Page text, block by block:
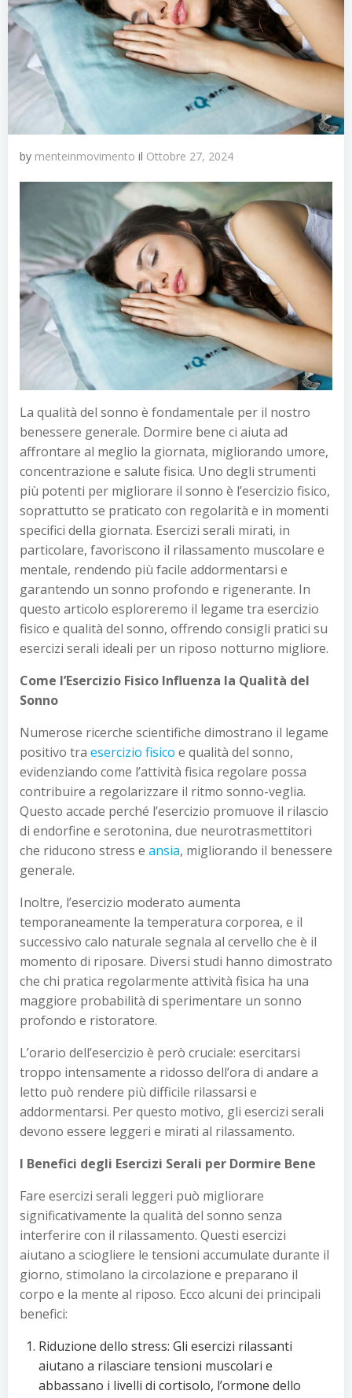
by menteinmovimento il Ottobre 27, 2024
La qualità del sonno è fondamentale per il nostro
benessere generale. Dormire bene ci aiuta ad
affrontare al meglio la giornata, migliorando umore,
concentrazione e salute fisica. Uno degli strumenti
più potenti per migliorare il sonno è l’esercizio fisico,
soprattutto se praticato con regolarità e in momenti
specifici della giornata. Esercizi serali mirati, in
particolare, favoriscono il rilassamento muscolare e
mentale, rendendo più facile addormentarsi e
garantendo un sonno profondo e rigenerante. In
questo articolo esploreremo il legame tra esercizio
fisico e qualità del sonno, offrendo consigli pratici su
esercizi serali ideali per un riposo notturno migliore.
Come l’Esercizio Fisico Influenza la Qualità del
Sonno
Numerose ricerche scientifiche dimostrano il legame
positivo tra esercizio fisico e qualità del sonno,
evidenziando come l’attività fisica regolare possa
contribuire a regolarizzare il ritmo sonno-veglia.
Questo accade perché l’esercizio promuove il rilascio
di endorfine e serotonina, due neurotrasmettitori
che riducono stress e ansia, migliorando il benessere
generale.
Inoltre, l’esercizio moderato aumenta
temporaneamente la temperatura corporea, e il
successivo calo naturale segnala al cervello che è il
momento di riposare. Diversi studi hanno dimostrato
che chi pratica regolarmente attività fisica ha una
maggiore probabilità di sperimentare un sonno
profondo e ristoratore.
L’orario dell’esercizio è però cruciale: esercitarsi
troppo intensamente a ridosso dell’ora di andare a
letto può rendere più difficile rilassarsi e
addormentarsi. Per questo motivo, gli esercizi serali
devono essere leggeri e mirati al rilassamento.
I Benefici degli Esercizi Serali per Dormire Bene
Fare esercizi serali leggeri può migliorare
significativamente la qualità del sonno senza
interferire con il rilassamento. Questi esercizi
aiutano a sciogliere le tensioni accumulate durante il
giorno, stimolano la circolazione e preparano il
corpo e la mente al riposo. Ecco alcuni dei principali
benefici:
Riduzione dello stress: Gli esercizi rilassanti
aiutano a rilasciare tensioni muscolari e
abbassano i livelli di cortisolo, l’ormone dello